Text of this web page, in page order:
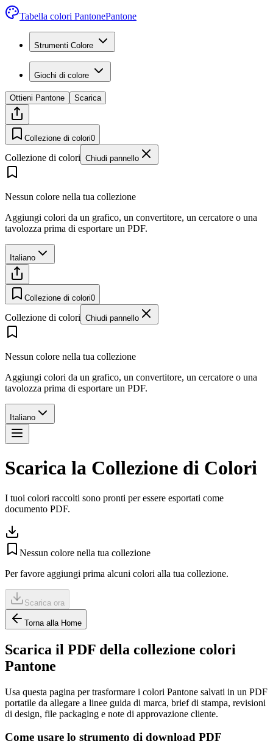
Tabella colori PantonePantone
Strumenti Colore
Giochi di colore
Ottieni Pantone Scarica
Collezione di colori0
Collezione di colori Chiudi pannello
Nessun colore nella tua collezione
Aggiungi colori da un grafico, un convertitore, un cercatore o una
tavolozza prima di esportare un PDF.
Italiano
Collezione di colori0
Collezione di colori Chiudi pannello
Nessun colore nella tua collezione
Aggiungi colori da un grafico, un convertitore, un cercatore o una
tavolozza prima di esportare un PDF.
Italiano
Scarica la Collezione di Colori
I tuoi colori raccolti sono pronti per essere esportati come
documento PDF.
Nessun colore nella tua collezione
Per favore aggiungi prima alcuni colori alla tua collezione.
Scarica ora
Torna alla Home
Scarica il PDF della collezione colori
Pantone
Usa questa pagina per trasformare i colori Pantone salvati in un PDF
portatile da allegare a linee guida di marca, brief di stampa, revisioni
di design, file packaging e note di approvazione cliente.
Come usare lo strumento di download PDF